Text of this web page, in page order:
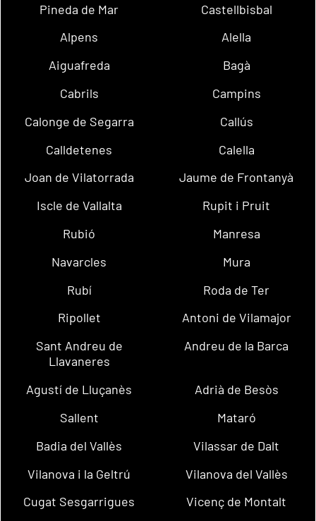
Pineda de Mar
Castellbisbal
Alpens
Alella
Aiguafreda
Bagà
Cabrils
Campins
Calonge de Segarra
Callús
Calldetenes
Calella
Joan de Vilatorrada
Jaume de Frontanyà
Iscle de Vallalta
Rupit i Pruit
Rubió
Manresa
Navarcles
Mura
Rubí
Roda de Ter
Ripollet
Antoni de Vilamajor
Sant Andreu de
Llavaneres
Andreu de la Barca
Agustí de Lluçanès
Adrià de Besòs
Sallent
Mataró
Badia del Vallès
Vilassar de Dalt
Vilanova i la Geltrú
Vilanova del Vallès
Cugat Sesgarrigues
Vicenç de Montalt